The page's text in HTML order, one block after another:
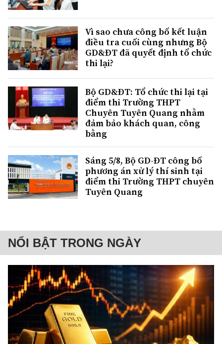
Vì sao chưa công bố kết luận
điều tra cuối cùng nhưng Bộ
GD&ĐT đã quyết định tổ chức
thi lại?
Bộ GD&ĐT: Tổ chức thi lại tại
điểm thi Trường THPT
Chuyên Tuyên Quang nhằm
đảm bảo khách quan, công
bằng
Sáng 5/8, Bộ GD-ĐT công bố
phương án xử lý thí sinh tại
điểm thi Trường THPT chuyên
Tuyên Quang
NỔI BẬT TRONG NGÀY